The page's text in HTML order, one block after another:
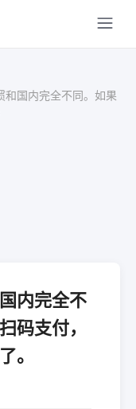
和国内完全不同。如果
内完全不
码支付，
。